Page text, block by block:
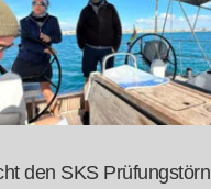
den SKS Prüfungstörn